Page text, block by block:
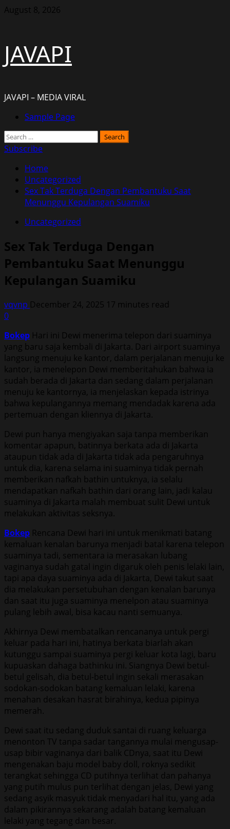
Skip
August 8, 2026
JAVAPI
JAVAPI – MEDIA VIRAL
PrimarySample Page
Search
for:
Subscribe
Home
Uncategorized
Sex Tak Terduga Dengan Pembantuku Saat
Menunggu Kepulangan Suamiku
Uncategorized
Sex Tak Terduga Dengan
Pembantuku Saat Menunggu
Kepulangan Suamiku
vqvnp December 24, 2025 17 minutes read
0
Bokep Hari ini Dewi menerima telepon dari suaminya
yang baru saja kembali di Jakarta. Dari airport suaminya
langsung menuju ke kantor, dalam perjalanan menuju ke
kantor, ia menelepon Dewi memberitahukan bahwa ia
sudah berada di Jakarta dan sedang dalam perjalanan
menuju ke kantornya, ia menjelaskan kepada istrinya
bahwa kepulangannya memang mendadak karena ada
pertemuan dengan kliennya di Jakarta.
Dewi pun hanya mengiyakan saja tanpa memberikan
komentar apapun, batinnya berkata ada di Jakarta
ataupun tidak ada di Jakarta tidak ada pengaruhnya
untuk dia, karena selama ini suaminya tidak pernah
memberikan nafkah bathin untuknya, ia selalu
mendapatkan nafkah bathin dari orang lain, jadi kalau
suaminya di Jakarta malah membuat sulit Dewi untuk
melakukan aktivitas seksnya.
Bokep Rencana Dewi hari ini untuk menikmati batang
kemaluan kenalan barunya menjadi batal karena telepon
suaminya tadi, sementara ia merasakan lubang
vaginanya sudah gatal ingin digaruk oleh penis lelaki lain,
tapi apa daya suaminya ada di Jakarta, Dewi takut saat
dia melakukan persetubuhan dengan kenalan barunya
dan saat itu juga suaminya menelpon atau suaminya
pulang lebih awal, bisa kacau nanti semuanya.
Akhirnya Dewi membatalkan rencananya untuk pergi
keluar pada hari ini, hatinya berkata biarlah akan
kutunggu sampai suaminya pergi keluar kota lagi, baru
kupuaskan dahaga bathinku ini. Siangnya Dewi betul-
betul gelisah, dia betul-betul ingin sekali merasakan
sodokan-sodokan batang kemaluan lelaki, karena
menahan desakan hasrat birahinya, kedua pipinya
memerah.
Dewi saat itu sedang duduk santai di ruang keluarga
menonton TV tanpa sadar tangannya mulai mengusap-
usap bibir vaginanya dari balik CDnya, saat itu Dewi
mengenakan baju model baby doll, roknya sedikit
terangkat sehingga CD putihnya terlihat dan pahanya
yang putih mulus pun terlihat dengan jelas, Dewi yang
sedang asyik masyuk tidak menyadari hal itu, yang ada
dalam pikirannya sekarang adalah batang kemaluan
lelaki yang tegang dan besar.